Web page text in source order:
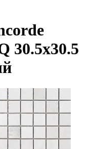
30.5x30.5